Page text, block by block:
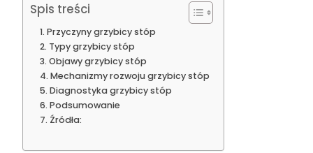
Spis treści
Przyczyny grzybicy stóp
Typy grzybicy stóp
Objawy grzybicy stóp
Mechanizmy rozwoju grzybicy stóp
Diagnostyka grzybicy stóp
Podsumowanie
Źródła: